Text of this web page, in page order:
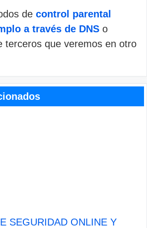
de control parental
a través de DNS o
terceros que veremos en otro
SEGURIDAD ONLINE Y